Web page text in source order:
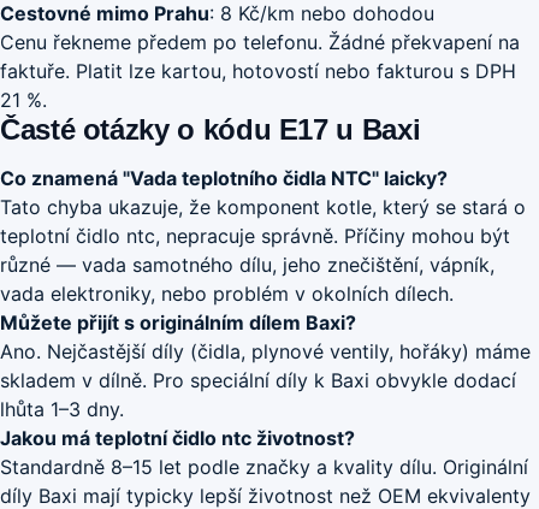
Cestovné mimo Prahu: 8 Kč/km nebo dohodou
Cenu řekneme předem po telefonu. Žádné překvapení na
faktuře. Platit lze kartou, hotovostí nebo fakturou s DPH
21 %.
Časté otázky o kódu E17 u Baxi
Co znamená "Vada teplotního čidla NTC" laicky?
Tato chyba ukazuje, že komponent kotle, který se stará o
teplotní čidlo ntc, nepracuje správně. Příčiny mohou být
různé — vada samotného dílu, jeho znečištění, vápník,
vada elektroniky, nebo problém v okolních dílech.
Můžete přijít s originálním dílem Baxi?
Ano. Nejčastější díly (čidla, plynové ventily, hořáky) máme
skladem v dílně. Pro speciální díly k Baxi obvykle dodací
lhůta 1–3 dny.
Jakou má teplotní čidlo ntc životnost?
Standardně 8–15 let podle značky a kvality dílu. Originální
díly Baxi mají typicky lepší životnost než OEM ekvivalenty